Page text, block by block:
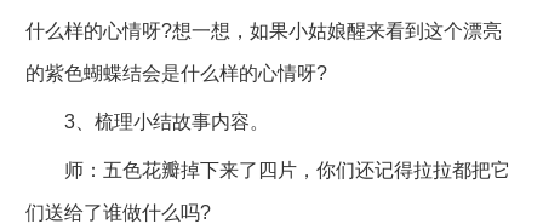
什么样的心情呀?想一想，如果小姑娘醒来看到这个漂亮
的紫色蝴蝶结会是什么样的心情呀?
3、梳理小结故事内容。
师：五色花瓣掉下来了四片，你们还记得拉拉都把它
们送给了谁做什么吗?